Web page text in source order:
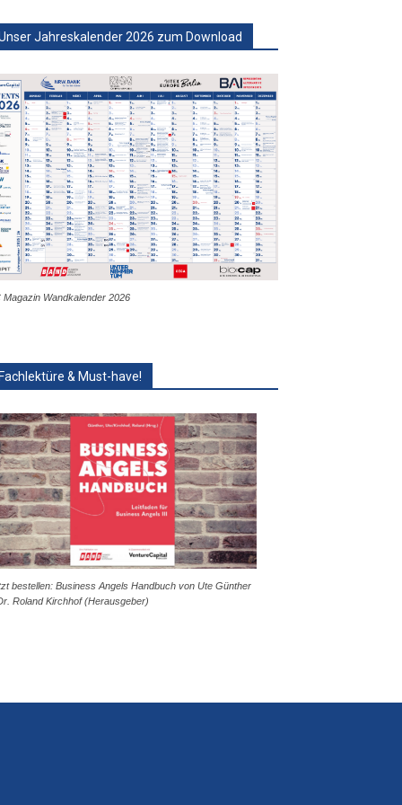
Jahreskalender 2026 zum Download
Magazin Wandkalender 2026
& Must-have!
bestellen: Business Angels Handbuch von Ute Günther
Roland Kirchhof (Herausgeber)